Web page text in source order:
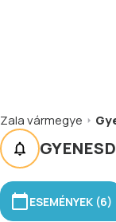
Zala vármegye
ESEMÉNYEK (6)